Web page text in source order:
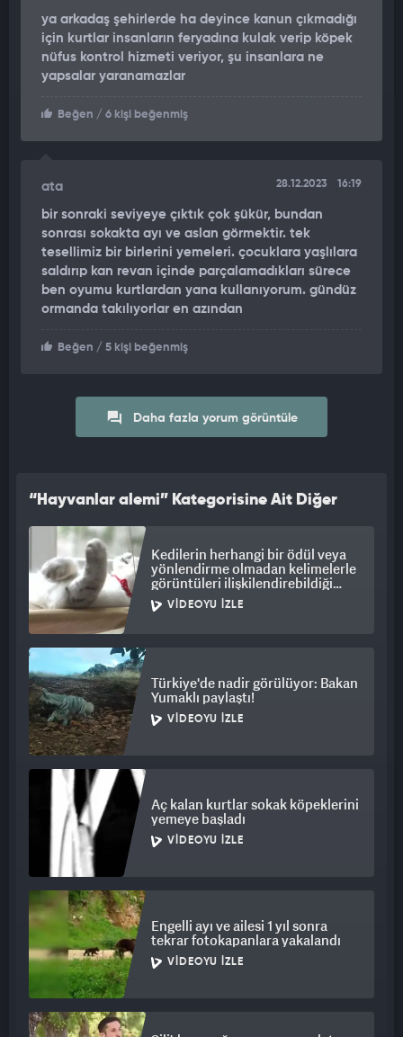
ya arkadaş şehirlerde ha deyince kanun çıkmadığı
için kurtlar insanların feryadına kulak verip köpek
nüfus kontrol hizmeti veriyor, şu insanlara ne
yapsalar yaranamazlar
Beğen / 6 kişi beğenmiş
ata 28.12.2023 16:19
bir sonraki seviyeye çıktık çok şükür, bundan
sonrası sokakta ayı ve aslan görmektir. tek
tesellimiz bir birlerini yemeleri. çocuklara yaşlılara
saldırıp kan revan içinde parçalamadıkları sürece
ben oyumu kurtlardan yana kullanıyorum. gündüz
ormanda takılıyorlar en azından
Beğen / 5 kişi beğenmiş
Daha fazla yorum görüntüle
“Hayvanlar alemi” Kategorisine Ait Diğer
Videolar
Kedilerin herhangi bir ödül veya
yönlendirme olmadan kelimelerle
görüntüleri ilişkilendirebildiği
tespit edildi
VIDEOYU İZLE
Türkiye'de nadir görülüyor: Bakan
Yumaklı paylaştı!
VIDEOYU İZLE
Aç kalan kurtlar sokak köpeklerini
yemeye başladı
VIDEOYU İZLE
Engelli ayı ve ailesi 1 yıl sonra
tekrar fotokapanlara yakalandı
VIDEOYU İZLE